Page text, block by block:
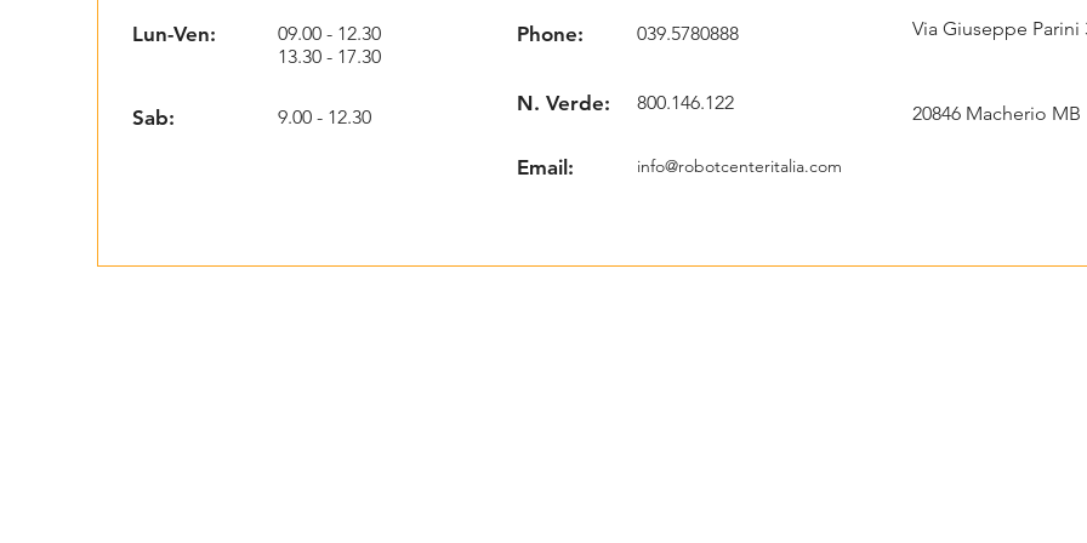
Lun-Ven:
09.00 - 12.30
13.30 - 17.30
Sab: 9.00 - 12.30
Phone: 039.5780888
N. Verde: 800.146.122
Email: info@robotcenteritalia.com
Via Giuseppe Parini
20846 Macherio MB